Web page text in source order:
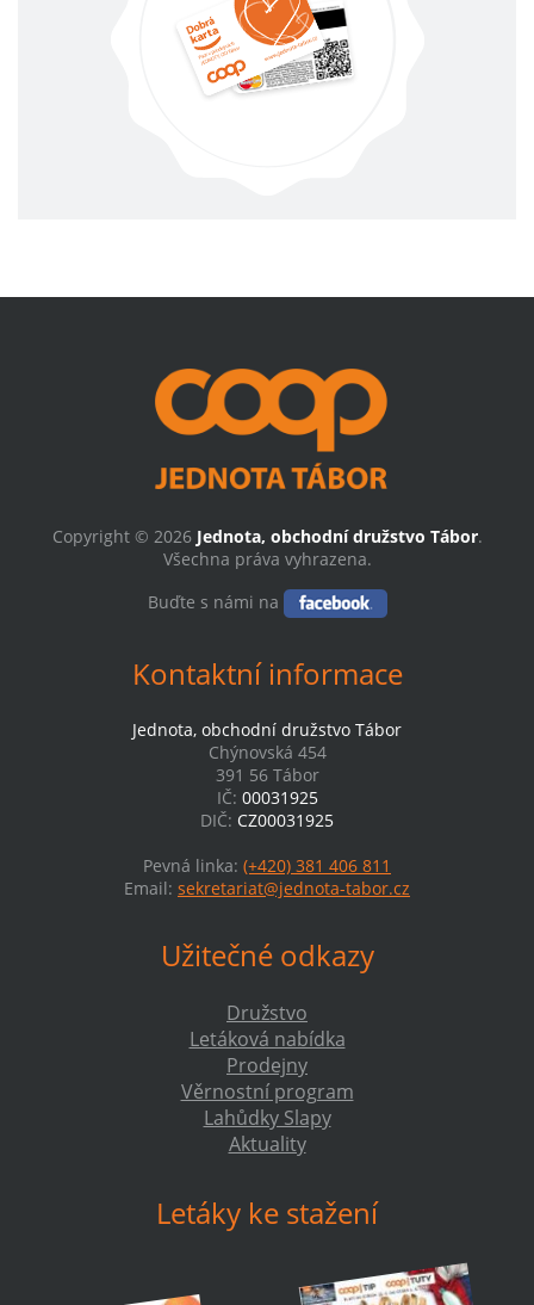
Copyright © 2026 Jednota, obchodní družstvo Tábor.
Všechna práva vyhrazena.
Buďte s námi na
Kontaktní informace
Jednota, obchodní družstvo Tábor
Chýnovská 454
391 56 Tábor
IČ: 00031925
DIČ: CZ00031925
Pevná linka: (+420) 381 406 811
Email: sekretariat@jednota-tabor.cz
Užitečné odkazy
Družstvo
Letáková nabídka
Prodejny
Věrnostní program
Lahůdky Slapy
Aktuality
Letáky ke stažení